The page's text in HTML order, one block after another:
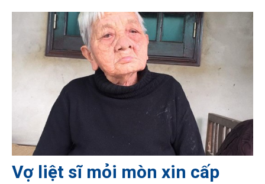
Vợ liệt sĩ mỏi mòn xin cấp